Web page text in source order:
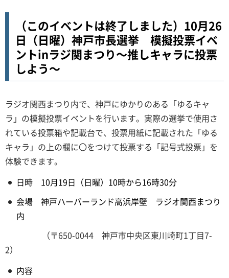
（このイベントは終了しました）10月26
日（日曜）神戸市長選挙 模擬投票イベ
ントinラジ関まつり～推しキャラに投票
しよう～
ラジオ関西まつり内で、神戸にゆかりのある「ゆるキャ
ラ」の模擬投票イベントを行います。実際の選挙で使用さ
れている投票箱や記載台で、投票用紙に記載された「ゆる
キャラ」の上の欄に〇をつけて投票する「記号式投票」を
体験できます。
日時 10月19日（日曜）10時から16時30分
会場 神戸ハーバーランド高浜岸壁 ラジオ関西まつり
内
（〒650-0044 神戸市中央区東川崎町1丁目7-
2）
内容